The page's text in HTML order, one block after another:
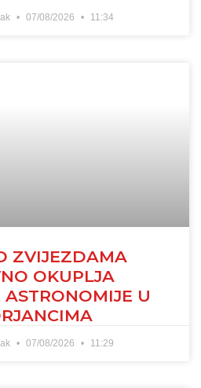
07/08/2026 11:34
ZVIJEZDAMA
OKUPLJA
ASTRONOMIJE U
07/08/2026 11:29